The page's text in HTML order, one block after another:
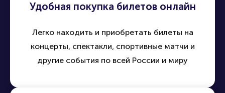
Удобная покупка билетов онлайн
Легко находить и приобретать билеты на
концерты, спектакли, спортивные матчи и
другие события по всей России и миру